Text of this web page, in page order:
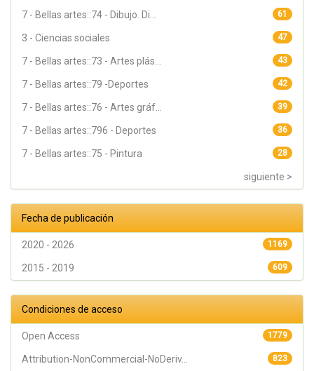
61
7 - Bellas artes::74 - Dibujo. Di...
47
3 - Ciencias sociales
43
7 - Bellas artes::73 - Artes plás...
42
7 - Bellas artes::79 -Deportes
39
7 - Bellas artes::76 - Artes gráf...
36
7 - Bellas artes::796 - Deportes
28
7 - Bellas artes::75 - Pintura
siguiente >
Fecha de publicación
1169
2020 - 2026
609
2015 - 2019
Condiciones de acceso
1779
Open Access
823
Attribution-NonCommercial-NoDeriv...